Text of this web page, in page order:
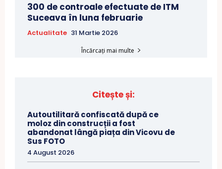
300 de controale efectuate de ITM
Suceava în luna februarie
Actualitate 31 Martie 2026
Încărcați mai multe
Citește și:
Autoutilitară confiscată după ce
moloz din construcții a fost
abandonat lângă piața din Vicovu de
Sus FOTO
4 August 2026